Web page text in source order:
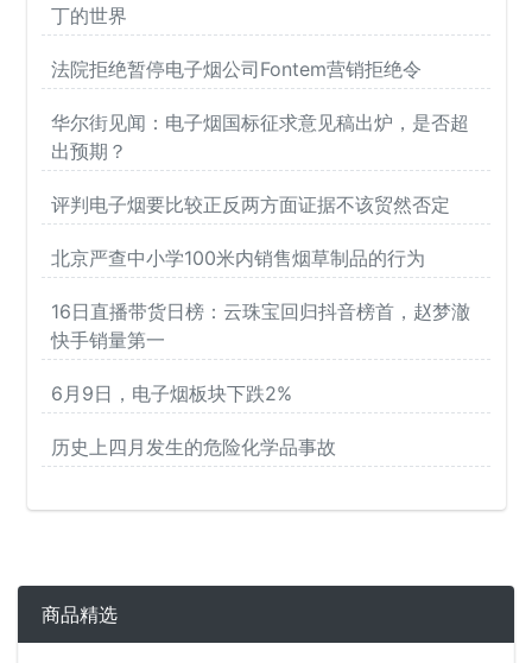
丁的世界
法院拒绝暂停电子烟公司Fontem营销拒绝令
华尔街见闻：电子烟国标征求意见稿出炉，是否超
出预期？
评判电子烟要比较正反两方面证据不该贸然否定
北京严查中小学100米内销售烟草制品的行为
16日直播带货日榜：云珠宝回归抖音榜首，赵梦澈
快手销量第一
6月9日，电子烟板块下跌2%
历史上四月发生的危险化学品事故
商品精选